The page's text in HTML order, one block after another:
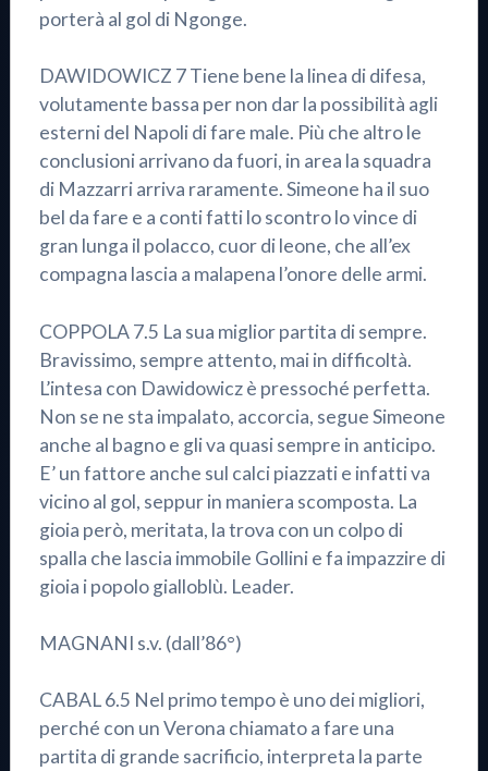
porterà al gol di Ngonge.
DAWIDOWICZ 7 Tiene bene la linea di difesa,
volutamente bassa per non dar la possibilità agli
esterni del Napoli di fare male. Più che altro le
conclusioni arrivano da fuori, in area la squadra
di Mazzarri arriva raramente. Simeone ha il suo
bel da fare e a conti fatti lo scontro lo vince di
gran lunga il polacco, cuor di leone, che all’ex
compagna lascia a malapena l’onore delle armi.
COPPOLA 7.5 La sua miglior partita di sempre.
Bravissimo, sempre attento, mai in difficoltà.
L’intesa con Dawidowicz è pressoché perfetta.
Non se ne sta impalato, accorcia, segue Simeone
anche al bagno e gli va quasi sempre in anticipo.
E’ un fattore anche sul calci piazzati e infatti va
vicino al gol, seppur in maniera scomposta. La
gioia però, meritata, la trova con un colpo di
spalla che lascia immobile Gollini e fa impazzire di
gioia i popolo gialloblù. Leader.
MAGNANI s.v. (dall’86°)
CABAL 6.5 Nel primo tempo è uno dei migliori,
perché con un Verona chiamato a fare una
partita di grande sacrificio, interpreta la parte